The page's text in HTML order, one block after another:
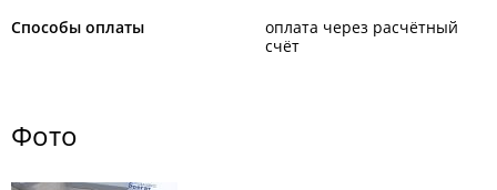
Способы оплаты
оплата через расчётный
счёт
Фото